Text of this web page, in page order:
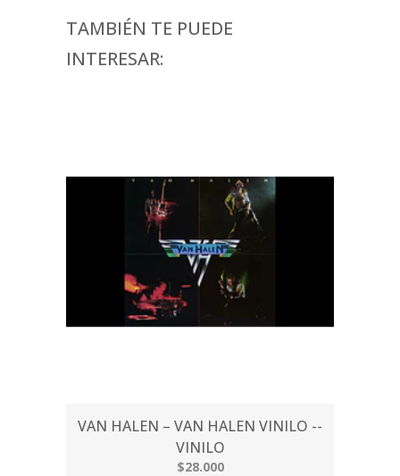
TAMBIÉN TE PUEDE
INTERESAR:
VAN HALEN – VAN HALEN VINILO --
VINILO
$28.000